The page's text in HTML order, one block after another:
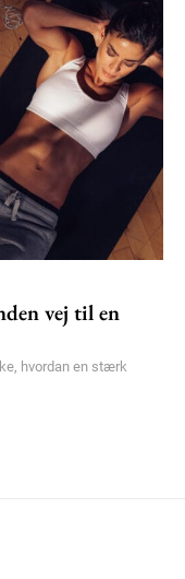
vej til en
hvordan en stærk